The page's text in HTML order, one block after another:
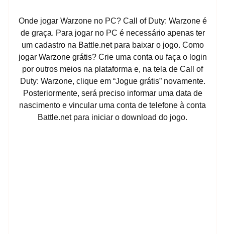
Onde jogar Warzone no PC? Call of Duty: Warzone é
de graça. Para jogar no PC é necessário apenas ter
um cadastro na Battle.net para baixar o jogo. Como
jogar Warzone grátis? Crie uma conta ou faça o login
por outros meios na plataforma e, na tela de Call of
Duty: Warzone, clique em “Jogue grátis” novamente.
Posteriormente, será preciso informar uma data de
nascimento e vincular uma conta de telefone à conta
Battle.net para iniciar o download do jogo.